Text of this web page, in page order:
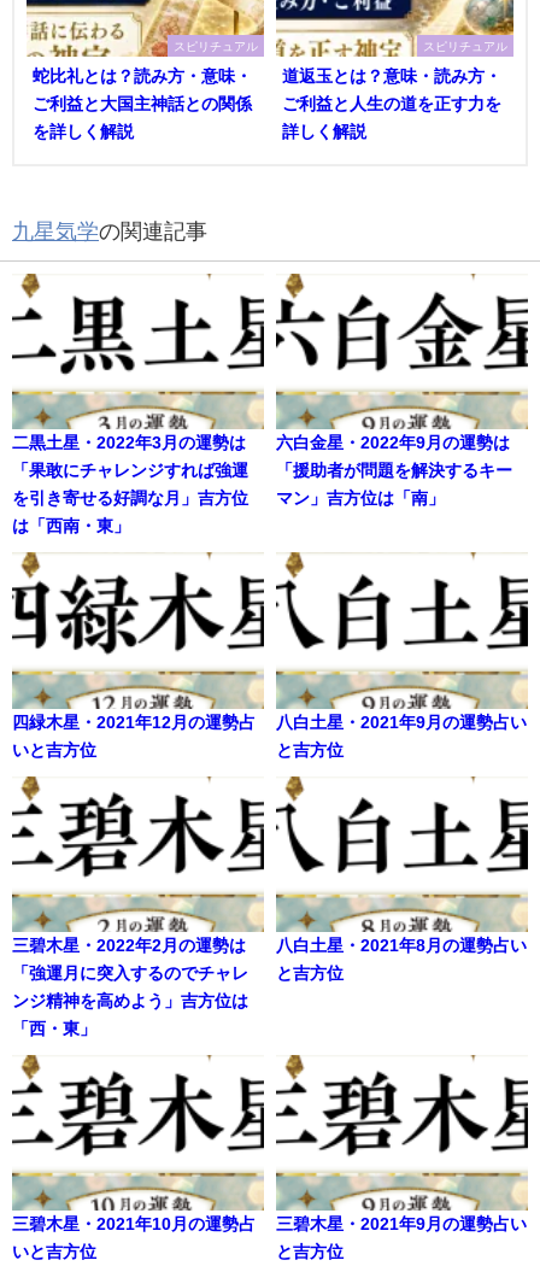
スピリチュアル
蛇比礼とは？読み方・意味・
ご利益と大国主神話との関係
を詳しく解説
スピリチュアル
道返玉とは？意味・読み方・
ご利益と人生の道を正す力を
詳しく解説
九星気学の関連記事
二黒土星・2022年3月の運勢は
「果敢にチャレンジすれば強運
を引き寄せる好調な月」吉方位
は「西南・東」
六白金星・2022年9月の運勢は
「援助者が問題を解決するキー
マン」吉方位は「南」
四緑木星・2021年12月の運勢占
いと吉方位
八白土星・2021年9月の運勢占い
と吉方位
三碧木星・2022年2月の運勢は
「強運月に突入するのでチャレ
ンジ精神を高めよう」吉方位は
「西・東」
八白土星・2021年8月の運勢占い
と吉方位
三碧木星・2021年10月の運勢占
いと吉方位
三碧木星・2021年9月の運勢占い
と吉方位